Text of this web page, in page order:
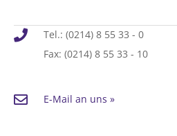
Tel.: (0214) 8 55 33 - 0
Fax: (0214) 8 55 33 - 10
E-Mail an uns »